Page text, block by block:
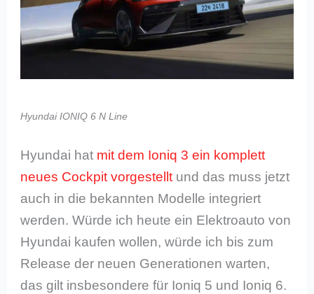
Hyundai IONIQ 6 N Line
Hyundai hat mit dem Ioniq 3 ein komplett
neues Cockpit vorgestelltund das muss jetzt
auch in die bekannten Modelle integriert
werden. Würde ich heute ein Elektroauto von
Hyundai kaufen wollen, würde ich bis zum
Release der neuen Generationen warten,
das gilt insbesondere für Ioniq 5 und Ioniq 6.